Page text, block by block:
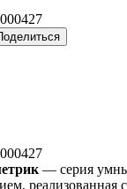
— серия
реализованная